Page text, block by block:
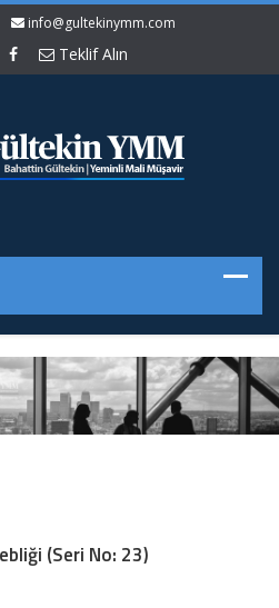
info@gultekinymm.com
Teklif Alın
(Seri No: 23)